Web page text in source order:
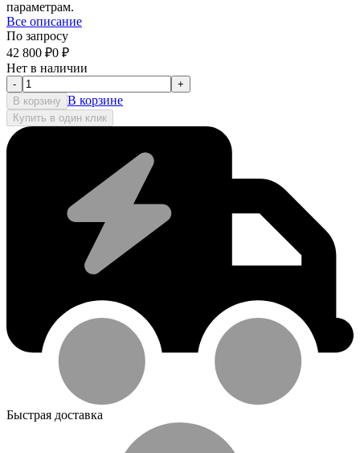
параметрам.
Все описание
По запросу
42 800 ₽0 ₽
Нет в наличии
-
+
В корзину В корзине
Купить в один клик
Быстрая доставка